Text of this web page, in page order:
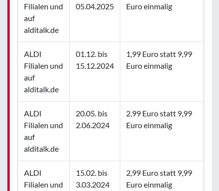
Filialen und
auf
alditalk.de
05.04.2025
Euro einmalig
ALDI
Filialen und
auf
alditalk.de
01.12. bis
15.12.2024
1,99 Euro statt 9,99
Euro einmalig
ALDI
Filialen und
auf
alditalk.de
20.05. bis
2.06.2024
2,99 Euro statt 9,99
Euro einmalig
ALDI
Filialen und
15.02. bis
3.03.2024
2,99 Euro statt 9,99
Euro einmalig